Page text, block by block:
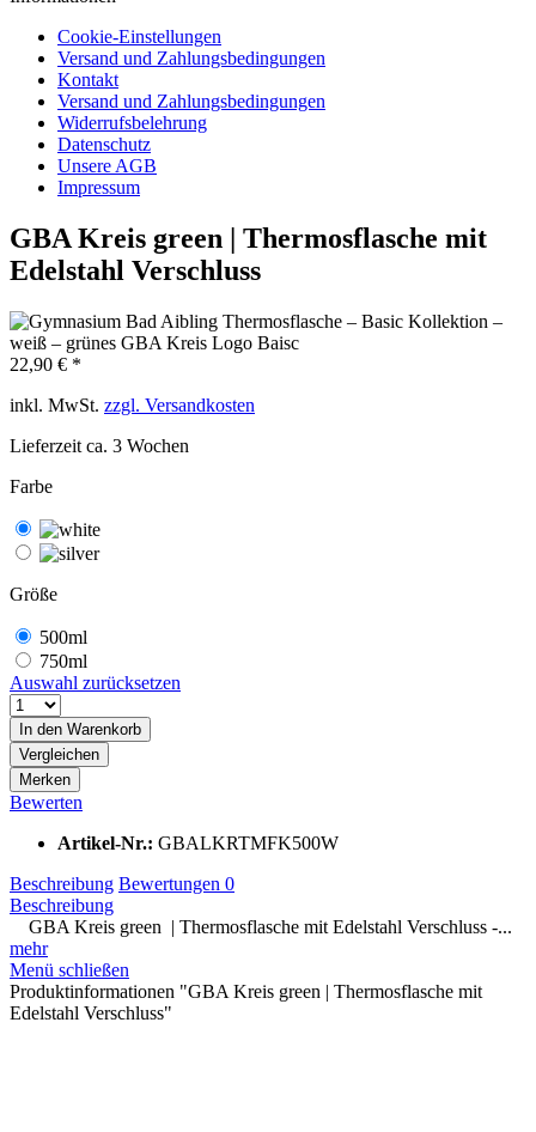
Cookie-Einstellungen
Versand und Zahlungsbedingungen
Kontakt
Versand und Zahlungsbedingungen
Widerrufsbelehrung
Datenschutz
Unsere AGB
Impressum
GBA Kreis green | Thermosflasche mit
Edelstahl Verschluss
22,90 € *
inkl. MwSt. zzgl. Versandkosten
Lieferzeit ca. 3 Wochen
Farbe
Größe
500ml
750ml
Auswahl zurücksetzen
In den Warenkorb
Vergleichen
Merken
Bewerten
Artikel-Nr.: GBALKRTMFK500W
Beschreibung Bewertungen 0
Beschreibung
GBA Kreis green | Thermosflasche mit Edelstahl Verschluss -...
mehr
Menü schließen
Produktinformationen "GBA Kreis green | Thermosflasche mit
Edelstahl Verschluss"